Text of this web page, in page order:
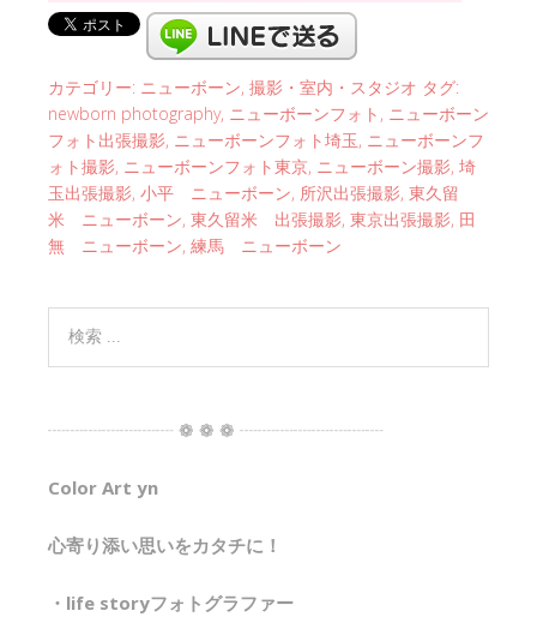
カテゴリー: ニューボーン, 撮影・室内・スタジオ タグ:
newborn photography, ニューボーンフォト , ニューボーン
フォト出張撮影, ニューボーンフォト埼玉, ニューボーンフ
ォト撮影, ニューボーンフォト東京, ニューボーン撮影, 埼
玉出張撮影, 小平 ニューボーン, 所沢出張撮影, 東久留
米 ニューボーン, 東久留米 出張撮影, 東京出張撮影, 田
無 ニューボーン, 練馬 ニューボーン
┈┈┈┈┈┈┈ ❁ ❁ ❁ ┈┈┈┈┈┈┈┈
Color Art yn
心寄り添い思いをカタチに！
・life storyフォトグラファー